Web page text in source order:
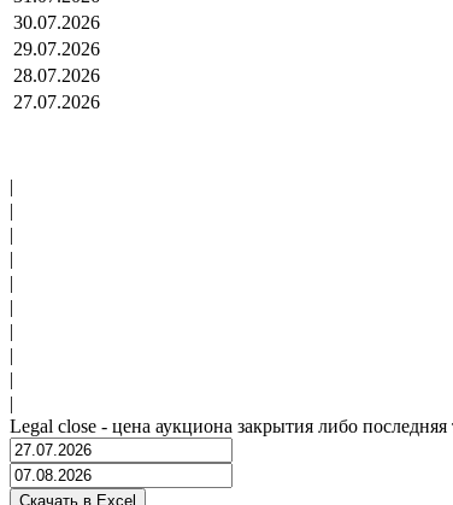
30.07.2026
29.07.2026
28.07.2026
27.07.2026
|
|
|
|
|
|
|
|
|
|
Legal close - цена аукциона закрытия либо